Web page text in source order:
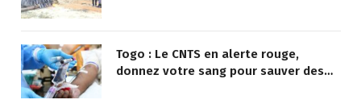
Togo : Le CNTS en alerte rouge,
donnez votre sang pour sauver des